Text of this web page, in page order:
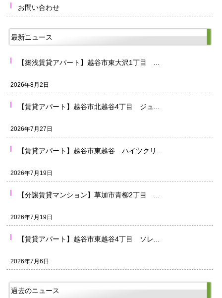
お問い合わせ
最新ニュース
【築浅賃貸アパート】越谷市東大沢1丁目 ...
2026年8月2日
【賃貸アパート】越谷市北越谷4丁目 ジュ...
2026年7月27日
【賃貸アパート】越谷市東越谷 ハイツクリ...
2026年7月19日
【分譲賃貸マンション】草加市青柳2丁目 ...
2026年7月19日
【賃貸アパート】越谷市東越谷4丁目 ソレ...
2026年7月6日
過去のニュース